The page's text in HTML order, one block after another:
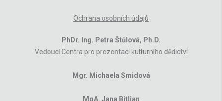
Ochrana osobních údajů
PhDr. Ing. Petra Štůlová, Ph.D.
Vedoucí Centra pro prezentaci kulturního dědictví
Mgr. Michaela Smidová
MgA. Jana Bitljan